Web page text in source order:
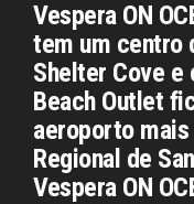
Vespera ON
tem um centro
Shelter Cove e
Beach Outlet
aeroporto
Regional de
Vespera ON